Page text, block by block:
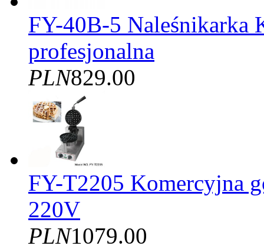
FY-40B-5 Naleśnikarka
profesjonalna
PLN829.00
FY-T2205 Komercyjna
220V
PLN1079.00